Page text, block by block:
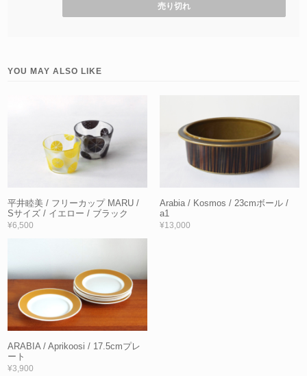
売り切れ
YOU MAY ALSO LIKE
平井睦美 / フリーカップ MARU /
Sサイズ / イエロー / ブラック
¥6,500
Arabia / Kosmos / 23cmボール /
a1
¥13,000
ARABIA / Aprikoosi / 17.5cmプレ
ート
¥3,900